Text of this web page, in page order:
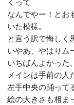
なんでやー！とお
いた模様。
と言う訳で悔しく
いやあ、やはりム
いちばんよかった。
メインは手前の人
左手中央の踊って
絵の大きさも相ま